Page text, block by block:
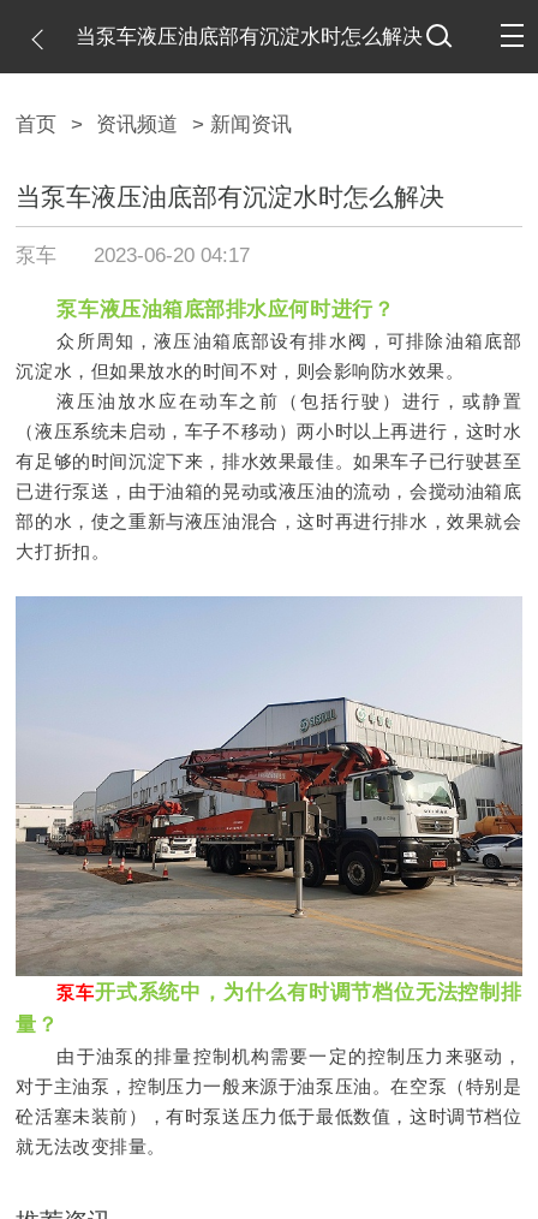
当泵车液压油底部有沉淀水时怎么解决
首页 > 资讯频道 > 新闻资讯
当泵车液压油底部有沉淀水时怎么解决
泵车 2023-06-20 04:17
泵车液压油箱底部排水应何时进行？
众所周知，液压油箱底部设有排水阀，可排除油箱底部
沉淀水，但如果放水的时间不对，则会影响防水效果。
液压油放水应在动车之前（包括行驶）进行，或静置
（液压系统未启动，车子不移动）两小时以上再进行，这时水
有足够的时间沉淀下来，排水效果最佳。如果车子已行驶甚至
已进行泵送，由于油箱的晃动或液压油的流动，会搅动油箱底
部的水，使之重新与液压油混合，这时再进行排水，效果就会
大打折扣。
泵车开式系统中，为什么有时调节档位无法控制排
量？
由于油泵的排量控制机构需要一定的控制压力来驱动，
对于主油泵，控制压力一般来源于油泵压油。在空泵（特别是
砼活塞未装前），有时泵送压力低于最低数值，这时调节档位
就无法改变排量。